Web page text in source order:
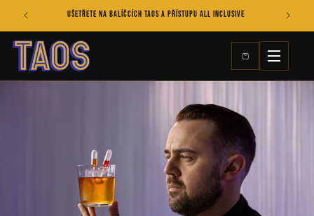
Přejít k
obsahu
Ušetřete na balíčcích TAOS a přístupu All Inclusive